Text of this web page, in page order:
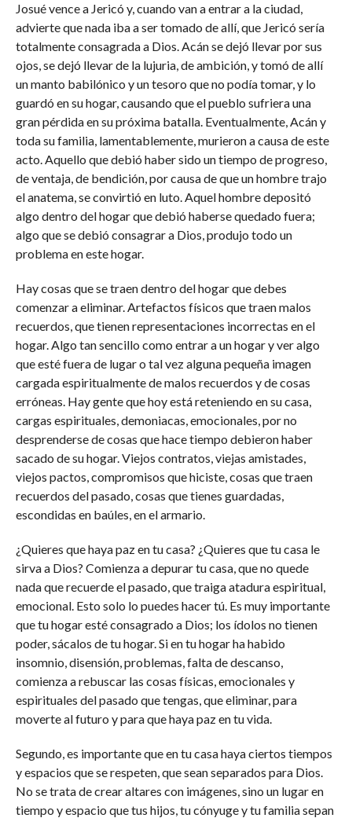
Josué vence a Jericó y, cuando van a entrar a la ciudad,
advierte que nada iba a ser tomado de allí, que Jericó sería
totalmente consagrada a Dios. Acán se dejó llevar por sus
ojos, se dejó llevar de la lujuria, de ambición, y tomó de allí
un manto babilónico y un tesoro que no podía tomar, y lo
guardó en su hogar, causando que el pueblo sufriera una
gran pérdida en su próxima batalla. Eventualmente, Acán y
toda su familia, lamentablemente, murieron a causa de este
acto. Aquello que debió haber sido un tiempo de progreso,
de ventaja, de bendición, por causa de que un hombre trajo
el anatema, se convirtió en luto. Aquel hombre depositó
algo dentro del hogar que debió haberse quedado fuera;
algo que se debió consagrar a Dios, produjo todo un
problema en este hogar.
Hay cosas que se traen dentro del hogar que debes
comenzar a eliminar. Artefactos físicos que traen malos
recuerdos, que tienen representaciones incorrectas en el
hogar. Algo tan sencillo como entrar a un hogar y ver algo
que esté fuera de lugar o tal vez alguna pequeña imagen
cargada espiritualmente de malos recuerdos y de cosas
erróneas. Hay gente que hoy está reteniendo en su casa,
cargas espirituales, demoniacas, emocionales, por no
desprenderse de cosas que hace tiempo debieron haber
sacado de su hogar. Viejos contratos, viejas amistades,
viejos pactos, compromisos que hiciste, cosas que traen
recuerdos del pasado, cosas que tienes guardadas,
escondidas en baúles, en el armario.
¿Quieres que haya paz en tu casa? ¿Quieres que tu casa le
sirva a Dios? Comienza a depurar tu casa, que no quede
nada que recuerde el pasado, que traiga atadura espiritual,
emocional. Esto solo lo puedes hacer tú. Es muy importante
que tu hogar esté consagrado a Dios; los ídolos no tienen
poder, sácalos de tu hogar. Si en tu hogar ha habido
insomnio, disensión, problemas, falta de descanso,
comienza a rebuscar las cosas físicas, emocionales y
espirituales del pasado que tengas, que eliminar, para
moverte al futuro y para que haya paz en tu vida.
Segundo, es importante que en tu casa haya ciertos tiempos
y espacios que se respeten, que sean separados para Dios.
No se trata de crear altares con imágenes, sino un lugar en
tiempo y espacio que tus hijos, tu cónyuge y tu familia sepan